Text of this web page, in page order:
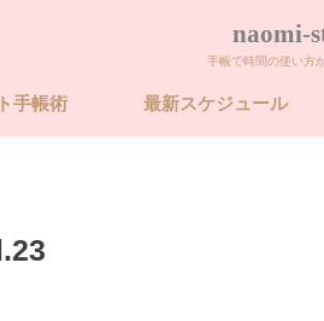
naomi-
手帳で時間の使い方
手帳術 最新スケジュール